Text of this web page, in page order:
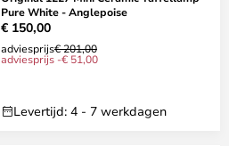
Pure White - Anglepoise
€ 150,00
adviesprijs€ 201,00
adviesprijs -€ 51,00
Levertijd: 4 - 7 werkdagen